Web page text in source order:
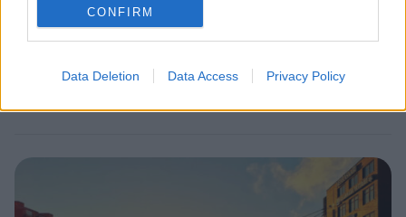
CONFIRM
Data Deletion Data Access Privacy Policy
Suolikaasun tuoksu levisi Spider-
Man -näytöksessä – yleisö poistui